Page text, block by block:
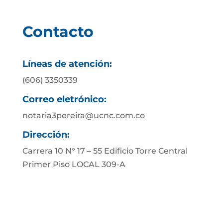
Contacto
Líneas de atención:
(606) 3350339
Correo eletrónico:
notaria3pereira@ucnc.com.co
Dirección:
Carrera 10 N° 17 – 55 Edificio Torre Central
Primer Piso LOCAL 309-A